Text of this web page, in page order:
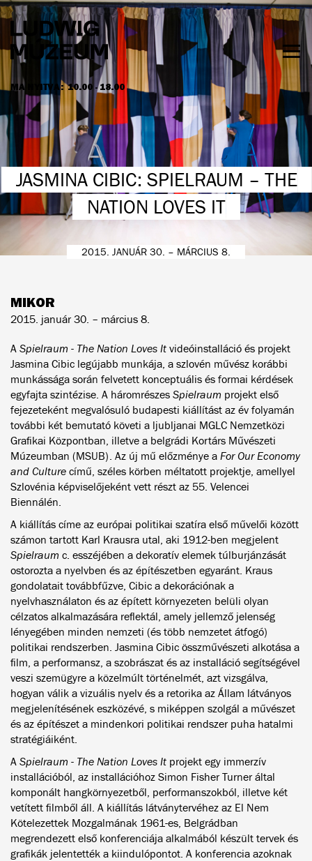
Ugrás
a
tartalomra
MA NYITVA: 10.00 - 18.00
NYITVATARTÁS ÉS JEGYÁRAK
JASMINA CIBIC: SPIELRAUM – THE
NATION LOVES IT
2015. JANUÁR 30. – MÁRCIUS 8.
MIKOR
2015. január 30. – március 8.
A Spielraum - The Nation Loves It videóinstalláció és projekt
Jasmina Cibic legújabb munkája, a szlovén művész korábbi
munkássága során felvetett konceptuális és formai kérdések
egyfajta szintézise. A háromrészes Spielraum projekt első
fejezeteként megvalósuló budapesti kiállítást az év folyamán
további két bemutató követi a ljubljanai MGLC Nemzetközi
Grafikai Központban, illetve a belgrádi Kortárs Művészeti
Múzeumban (MSUB). Az új mű előzménye a For Our Economy
and Culture című, széles körben méltatott projektje, amellyel
Szlovénia képviselőjeként vett részt az 55. Velencei
Biennálén.
A kiállítás címe az európai politikai szatíra első művelői között
számon tartott Karl Krausra utal, aki 1912-ben megjelent
Spielraum c. esszéjében a dekoratív elemek túlburjánzását
ostorozta a nyelvben és az építészetben egyaránt. Kraus
gondolatait továbbfűzve, Cibic a dekorációnak a
nyelvhasználaton és az épített környezeten belüli olyan
célzatos alkalmazására reflektál, amely jellemző jelenség
lényegében minden nemzeti (és több nemzetet átfogó)
politikai rendszerben. Jasmina Cibic összművészeti alkotása a
film, a performansz, a szobrászat és az installáció segítségével
veszi szemügyre a közelmúlt történelmét, azt vizsgálva,
hogyan válik a vizuális nyelv és a retorika az Állam látványos
megjelenítésének eszközévé, s miképpen szolgál a művészet
és az építészet a mindenkori politikai rendszer puha hatalmi
stratégiáiként.
A Spielraum - The Nation Loves It projekt egy immerzív
installációból, az installációhoz Simon Fisher Turner által
komponált hangkörnyezetből, performanszokból, illetve két
vetített filmből áll. A kiállítás látványtervéhez az El Nem
Kötelezettek Mozgalmának 1961-es, Belgrádban
megrendezett első konferenciája alkalmából készült tervek és
grafikák jelentették a kiindulópontot. A konferencia azoknak